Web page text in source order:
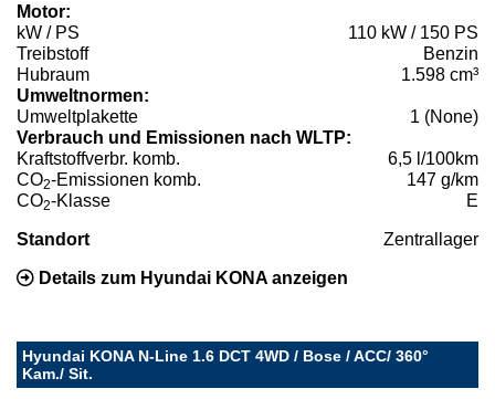
Motor:
kW / PS
110 kW / 150 PS
Treibstoff
Benzin
Hubraum
1.598 cm³
Umweltnormen:
Umweltplakette
1 (None)
Verbrauch und Emissionen nach WLTP:
Kraftstoffverbr. komb.
6,5 l/100km
CO2-Emissionen komb.
147 g/km
CO2-Klasse E
Standort Zentrallager
Details zum Hyundai KONA anzeigen
Hyundai KONA N-Line 1.6 DCT 4WD / Bose / ACC/ 360°
Kam./ Sit.